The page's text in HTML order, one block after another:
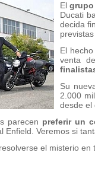
El
Ducati
decida
El
venta
Su
2.000
desde el
parecen preferir un
Enfield. Veremos si
el misterio en